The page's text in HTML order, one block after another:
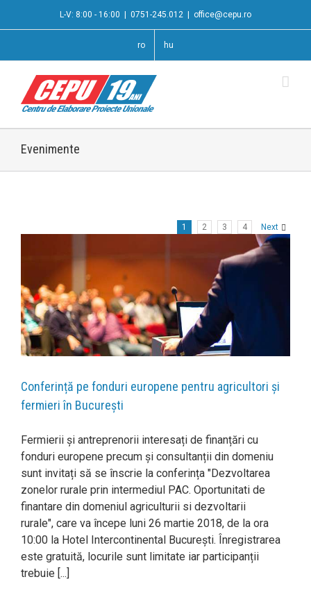
L-V: 8:00 - 16:00 0751-245.012 office@cepu.ro
ro hu
Evenimente
1 2 3 4 Next
Conferință pe fonduri europene pentru agricultori și
fermieri în București
Fermierii și antreprenorii interesați de finanțări cu
fonduri europene precum și consultanții din domeniu
sunt invitați să se înscrie la conferința "Dezvoltarea
zonelor rurale prin intermediul PAC. Oportunitati de
finantare din domeniul agriculturii si dezvoltarii
rurale", care va începe luni 26 martie 2018, de la ora
10:00 la Hotel Intercontinental București. Înregistrarea
este gratuită, locurile sunt limitate iar participanții
trebuie [...]